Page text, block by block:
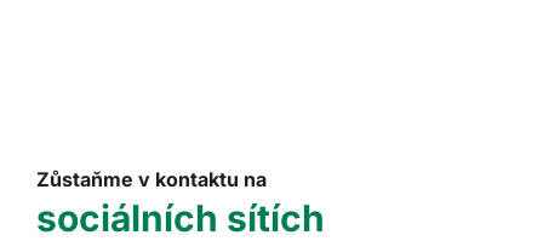
Zůstaňme v kontaktu na
sociálních sítích